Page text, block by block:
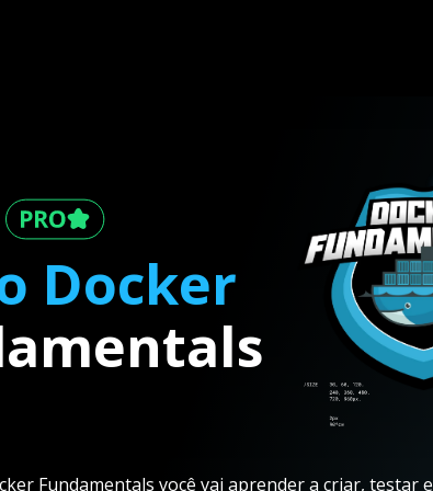
Docker
Fundamentals você vai aprender a criar, testar e